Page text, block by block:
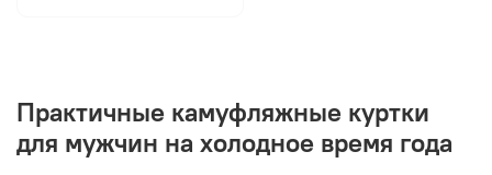
Практичные камуфляжные куртки
для мужчин на холодное время года